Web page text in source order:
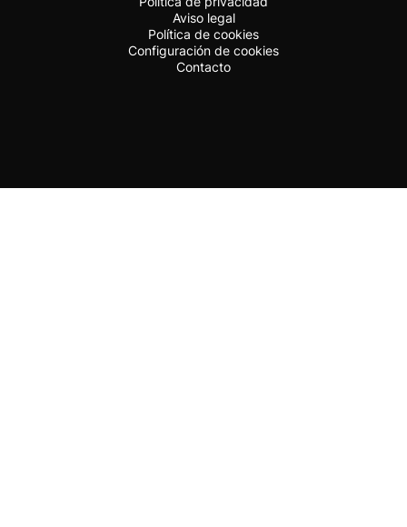
Aviso legal
Política de cookies
Configuración de cookies
Contacto